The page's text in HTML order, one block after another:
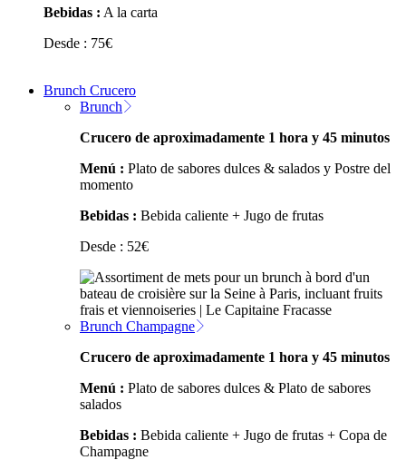
Bebidas : A la carta
Desde : 75€
Brunch Crucero
Brunch
Crucero de aproximadamente 1 hora y 45 minutos
Menú : Plato de sabores dulces & salados y Postre del
momento
Bebidas : Bebida caliente + Jugo de frutas
Desde : 52€
Brunch Champagne
Crucero de aproximadamente 1 hora y 45 minutos
Menú : Plato de sabores dulces & Plato de sabores
salados
Bebidas : Bebida caliente + Jugo de frutas + Copa de
Champagne